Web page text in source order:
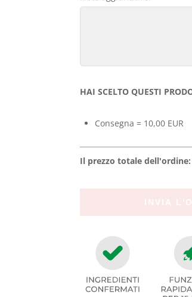
HAI SCELTO QUESTI
Consegna = 10,00 EUR
Il prezzo totale dell'ordine: